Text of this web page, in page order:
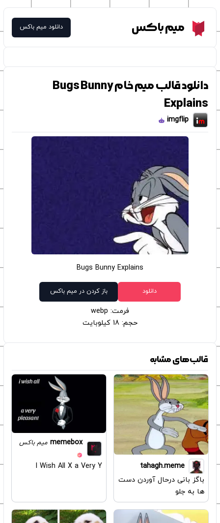
Meme Boxمیم باکس دانلود میم باکس
دانلود قالب میم خام Bugs Bunny
Explains
imgflip
Bugs Bunny Explains
دانلود باز کردن در میم باکس
فرمت: webp
حجم: 18 کیلوبایت
قالب‌های مشابه
tahagh.meme
باگز بانی درحال آوردن دست
ها به جلو
memebox میم باکس
I Wish All X a Very Y